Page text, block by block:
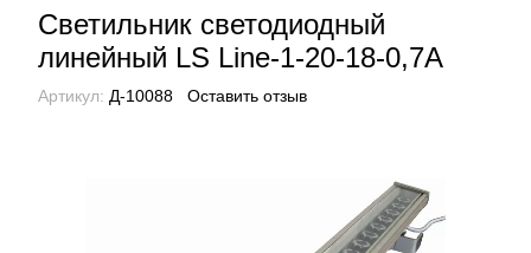
Светильник светодиодный
линейный LS Line-1-20-18-0,7A
Артикул: Д-10088 Оставить отзыв